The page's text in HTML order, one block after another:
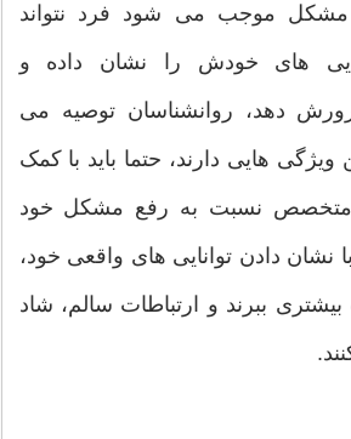
مشکل موجب می شود فرد نتواند
های خودش را نشان داده و
دهد، روانشناسان توصیه می
ویژگی هایی دارند، حتما باید با کمک
متخصص نسبت به رفع مشکل خود
با نشان دادن توانایی های واقعی خود،
ببرند و ارتباطات سالم، شاد